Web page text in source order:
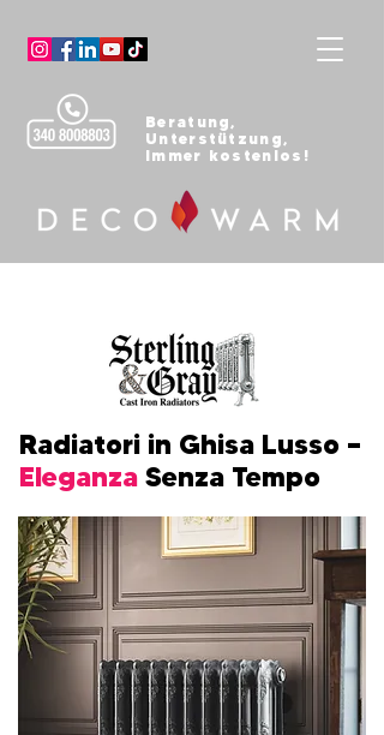
Beratung,
Unterstützung,
Immer kostenlos!
Radiatori in Ghisa Lusso —
Eleganza Senza Tempo